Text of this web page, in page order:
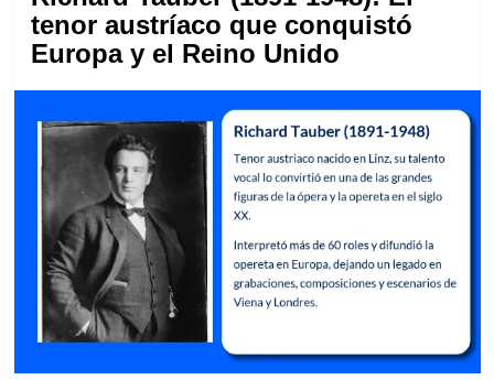
tenor austríaco que conquistó
Europa y el Reino Unido